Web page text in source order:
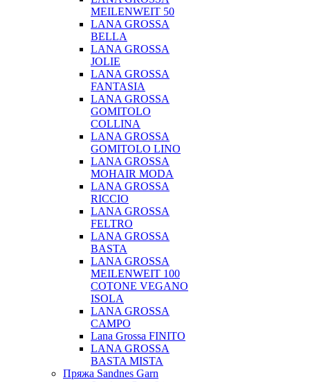
MEILENWEIT 50
LANA GROSSA
BELLA
LANA GROSSA
JOLIE
LANA GROSSA
FANTASIA
LANA GROSSA
GOMITOLO
COLLINA
LANA GROSSA
GOMITOLO LINO
LANA GROSSA
MOHAIR MODA
LANA GROSSA
RICCIO
LANA GROSSA
FELTRO
LANA GROSSA
BASTA
LANA GROSSA
MEILENWEIT 100
COTONE VEGANO
ISOLA
LANA GROSSA
CAMPO
Lana Grossa FINITO
LANA GROSSA
BASTA MISTA
Пряжа Sandnes Garn